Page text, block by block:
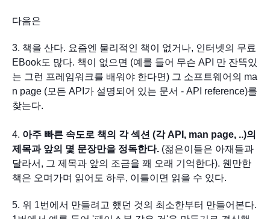
다음은
3. 책을 산다. 요즘엔 물리적인 책이 없거나, 인터넷의 무료
EBook도 많다. 책이 없으면 (예를 들어 무슨 API 만 잔뜩있
는 그런 프레임워크를 배워야 한다면) 그 소프트웨어의 ma
n page (모든 API가 설명되어 있는 문서 - API reference)를
찾는다.
4. 아주 빠른 속도로 책의 각 섹션 (각 API , man page, ..)의
제목과 앞의 몇 문장만을 정독한다. (젊은이들은 아재들과
달라서, 그 제목과 앞의 조금을 꽤 오래 기억한다). 웬만한
책은 오며가며 읽어도 하루, 이틀이면 읽을 수 있다.